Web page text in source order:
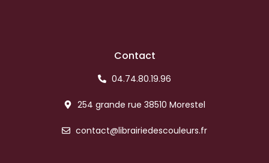
Contact
04.74.80.19.96
254 grande rue 38510 Morestel
contact@librairiedescouleurs.fr